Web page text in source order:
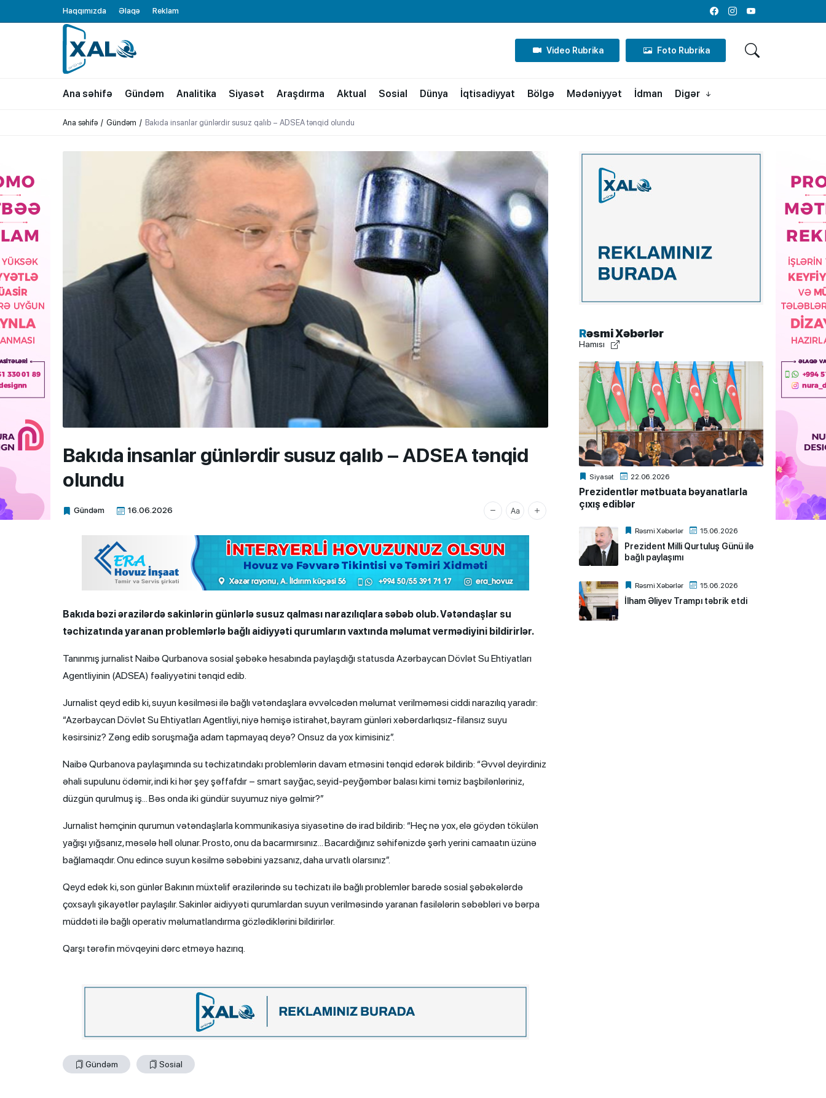
Haqqımızda Əlaqə Reklam
FacebookInstagramYoutube
XALQ.ONLINE
ONLAYN PLATFORMA
Video Rubrika Foto Rubrika
Ana səhifə Gündəm Analitika Siyasət Araşdırma Aktual Sosial Dünya İqtisadiyyat Bölgə Mədəniyyət İdman Digər
Ana səhifə Gündəm Bakıda insanlar günlərdir susuz qalıb – ADSEA tənqid olundu
Bakıda insanlar günlərdir susuz qalıb – ADSEA tənqid
olundu
Gündəm 16.06.2026
Xalq.Online
Bakıda bəzi ərazilərdə sakinlərin günlərlə susuz qalması narazılıqlara səbəb olub. Vətəndaşlar su
təchizatında yaranan problemlərlə bağlı aidiyyəti qurumların vaxtında məlumat vermədiyini bildirirlər.
Tanınmış jurnalist Naibə Qurbanova sosial şəbəkə hesabında paylaşdığı statusda Azərbaycan Dövlət Su Ehtiyatları
Agentliyinin (ADSEA) fəaliyyətini tənqid edib.
Jurnalist qeyd edib ki, suyun kəsilməsi ilə bağlı vətəndaşlara əvvəlcədən məlumat verilməməsi ciddi narazılıq yaradır:
“Azərbaycan Dövlət Su Ehtiyatları Agentliyi, niyə həmişə istirahət, bayram günləri xəbərdarlıqsız-filansız suyu
kəsirsiniz? Zəng edib soruşmağa adam tapmayaq deyə? Onsuz da yox kimisiniz”.
Naibə Qurbanova paylaşımında su təchizatındakı problemlərin davam etməsini tənqid edərək bildirib: “Əvvəl deyirdiniz
əhali supulunu ödəmir, indi ki hər şey şəffafdır – smart sayğac, seyid-peyğəmbər balası kimi təmiz başbilənləriniz,
düzgün qurulmuş iş… Bəs onda iki gündür suyumuz niyə gəlmir?”
Jurnalist həmçinin qurumun vətəndaşlarla kommunikasiya siyasətinə də irad bildirib: “Heç nə yox, elə göydən tökülən
yağışı yığsanız, məsələ həll olunar. Prosto, onu da bacarmırsınız… Bacardığınız səhifənizdə şərh yerini camaatın üzünə
bağlamaqdır. Onu edincə suyun kəsilmə səbəbini yazsanız, daha urvatlı olarsınız”.
Qeyd edək ki, son günlər Bakının müxtəlif ərazilərində su təchizatı ilə bağlı problemlər barədə sosial şəbəkələrdə
çoxsaylı şikayətlər paylaşılır. Sakinlər aidiyyəti qurumlardan suyun verilməsində yaranan fasilələrin səbəbləri və bərpa
müddəti ilə bağlı operativ məlumatlandırma gözlədiklərini bildirirlər.
Qarşı tərəfin mövqeyini dərc etməyə hazırıq.
Gündəm Sosial
Rəsmi Xəbərlər
Hamısı
Siyasət 22.06.2026
Prezidentlər mətbuata bəyanatlarla
çıxış ediblər
Rəsmi Xəbərlər 15.06.2026
Prezident Milli Qurtuluş Günü ilə
bağlı paylaşımı
Rəsmi Xəbərlər 15.06.2026
İlham Əliyev Trampı təbrik etdi